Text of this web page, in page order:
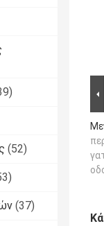
(52)
(37)